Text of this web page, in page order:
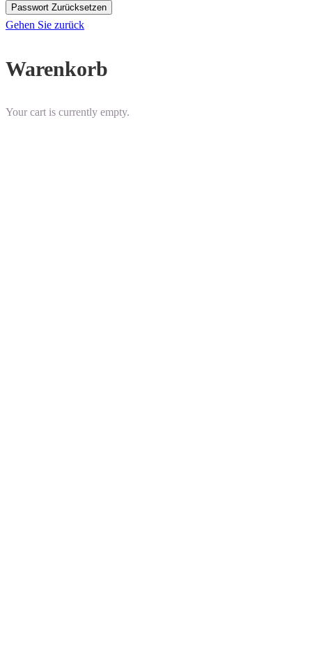
Gehen Sie zurück
Warenkorb
Your cart is currently empty.